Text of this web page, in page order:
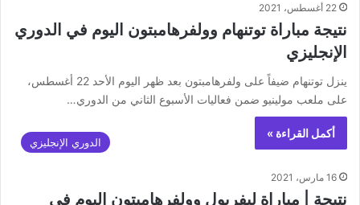
22 أغسطس، 2021
نتيجة مباراة توتنهام وولفرهامبتون اليوم في الدوري
الإنجليزي
ينزل توتنهام ضيفاً على ولفرهامبتون بعد ظهر اليوم الأحد 22 أغسطس،
على ملعب مولينيو ضمن فعاليات الأسبوع الثاني من الدوري…
أكمل القراءة »
الدوري الإنجليزي
16 مارس، 2021
نتيجة | مباراة ليفربول وولفرهامبتون اليوم في